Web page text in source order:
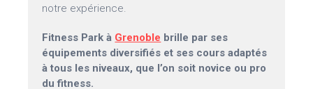
notre expérience.
Fitness Park à Grenoble brille par ses
équipements diversifiés et ses cours adaptés
à tous les niveaux, que l’on soit novice ou pro
du fitness.